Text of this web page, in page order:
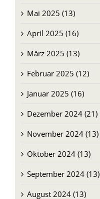
Mai 2025 (13)
April 2025 (16)
März 2025 (13)
Februar 2025 (12)
Januar 2025 (16)
Dezember 2024 (21)
November 2024 (13)
Oktober 2024 (13)
September 2024 (13)
August 2024 (13)